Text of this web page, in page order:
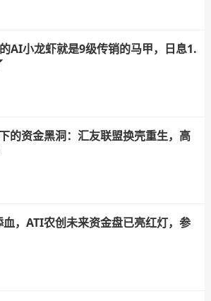
AI小龙虾就是9级传销的马甲，日息1.
的资金黑洞：汇友联盟换壳重生，高
血，ATI农创未来资金盘已亮红灯，参